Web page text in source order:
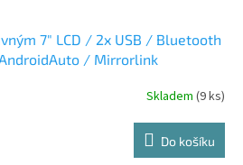
7" LCD / 2x USB / Bluetooth
/ Mirrorlink
Skladem (9 ks)
Do košíku